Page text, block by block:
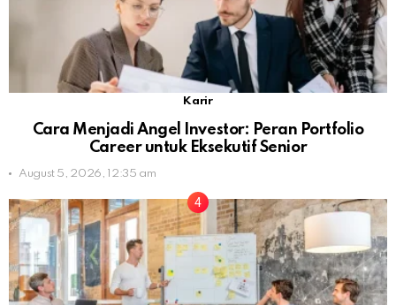
Karir
Cara Menjadi Angel Investor: Peran Portfolio
Career untuk Eksekutif Senior
August 5, 2026, 12:35 am